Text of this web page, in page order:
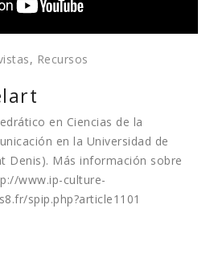
, Recursos
en Ciencias de la
en la Universidad de
Denis). Más información sobre
www.ip-culture-
spip.php?article1101